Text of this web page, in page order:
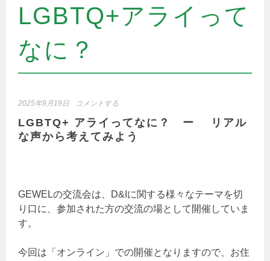
LGBTQ+アライって
なに？
2025年9月19日 コメントする
LGBTQ+ アライってなに？ ー リアル
な声から考えてみよう
GEWELの交流会は、D&Iに関する様々なテーマを切
り口に、参加された方の交流の場として開催していま
す。
今回は「オンライン」での開催となりますので、お住